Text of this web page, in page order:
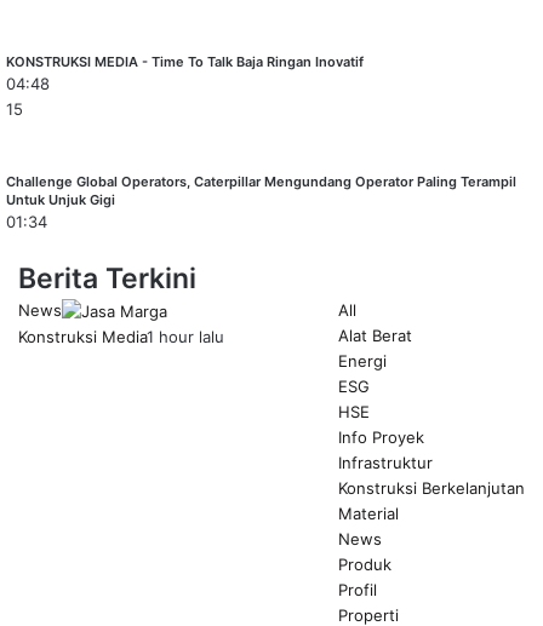
KONSTRUKSI MEDIA - Time To Talk Baja Ringan Inovatif
04:48
15
Challenge Global Operators, Caterpillar Mengundang Operator Paling Terampil
Untuk Unjuk Gigi
01:34
Berita Terkini
All
Alat Berat
Energi
ESG
HSE
Info Proyek
Infrastruktur
Konstruksi Berkelanjutan
Material
News
Produk
Profil
Properti
News
Konstruksi Media1 hour lalu